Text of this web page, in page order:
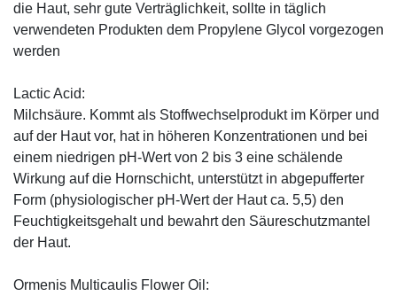
die Haut, sehr gute Verträglichkeit, sollte in täglich
verwendeten Produkten dem Propylene Glycol vorgezogen
werden
Lactic Acid:
Milchsäure. Kommt als Stoffwechselprodukt im Körper und
auf der Haut vor, hat in höheren Konzentrationen und bei
einem niedrigen pH-Wert von 2 bis 3 eine schälende
Wirkung auf die Hornschicht, unterstützt in abgepufferter
Form (physiologischer pH-Wert der Haut ca. 5,5) den
Feuchtigkeitsgehalt und bewahrt den Säureschutzmantel
der Haut.
Ormenis Multicaulis Flower Oil: